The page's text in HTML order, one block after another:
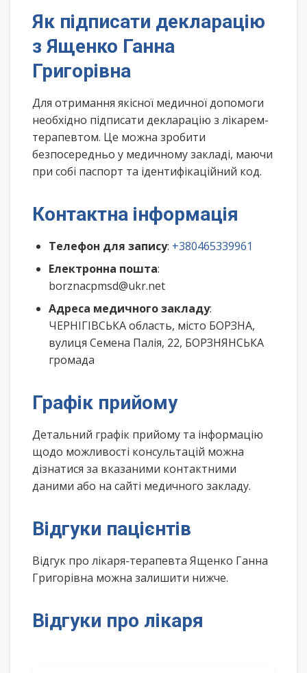
Як підписати декларацію
з Ященко Ганна
Григорівна
Для отримання якісної медичної допомоги
необхідно підписати декларацію з лікарем-
терапевтом. Це можна зробити
безпосередньо у медичному закладі, маючи
при собі паспорт та ідентифікаційний код.
Контактна інформація
Телефон для запису: +380465339961
Електронна пошта:
borznacpmsd@ukr.net
Адреса медичного закладу:
ЧЕРНІГІВСЬКА область, місто БОРЗНА,
вулиця Семена Палія, 22, БОРЗНЯНСЬКА
громада
Графік прийому
Детальний графік прийому та інформацію
щодо можливості консультацій можна
дізнатися за вказаними контактними
даними або на сайті медичного закладу.
Відгуки пацієнтів
Відгук про лікаря-терапевта Ященко Ганна
Григорівна можна залишити нижче.
Відгуки про лікаря